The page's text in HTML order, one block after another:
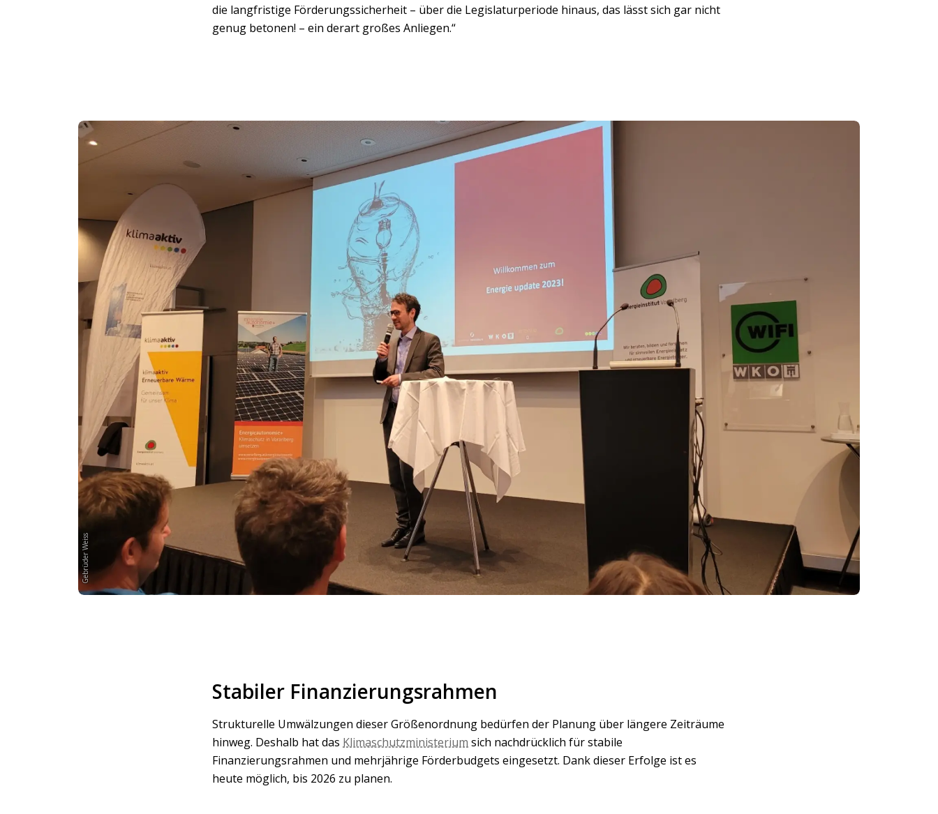
die langfristige Förderungssicherheit – über die Legislaturperiode hinaus, das lässt sich gar nicht
genug betonen! – ein derart großes Anliegen.“
Gebrüder Weiss
Stabiler Finanzierungsrahmen
Strukturelle Umwälzungen dieser Größenordnung bedürfen der Planung über längere Zeiträume
hinweg. Deshalb hat das Klimaschutzministerium sich nachdrücklich für stabile
Finanzierungsrahmen und mehrjährige Förderbudgets eingesetzt. Dank dieser Erfolge ist es
heute möglich, bis 2026 zu planen.